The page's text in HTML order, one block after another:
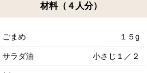
材料（４人分）
ごまめ １５g
サラダ油 小さじ１／２